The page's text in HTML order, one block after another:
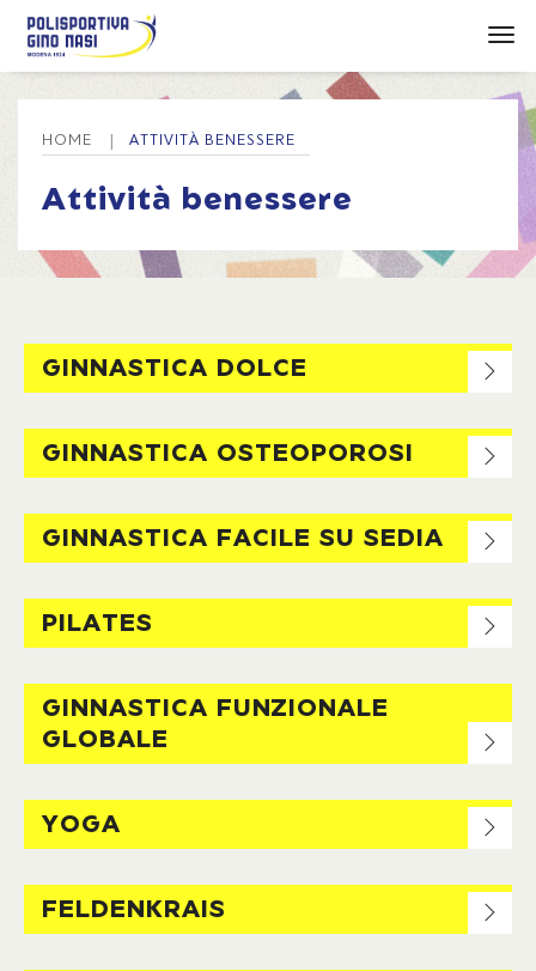
HOME ATTIVITÀ BENESSERE
Attività benessere
GINNASTICA DOLCE
GINNASTICA OSTEOPOROSI
GINNASTICA FACILE SU SEDIA
PILATES
GINNASTICA FUNZIONALE
GLOBALE
YOGA
FELDENKRAIS